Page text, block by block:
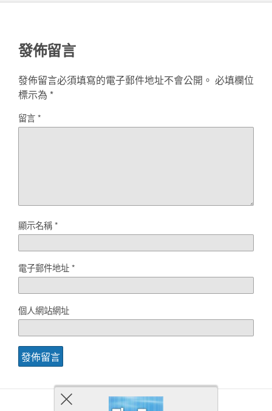
發佈留言
發佈留言必須填寫的電子郵件地址不會公開。 必填欄位
標示為 *
留言*
顯示名稱*
電子郵件地址*
個人網站網址